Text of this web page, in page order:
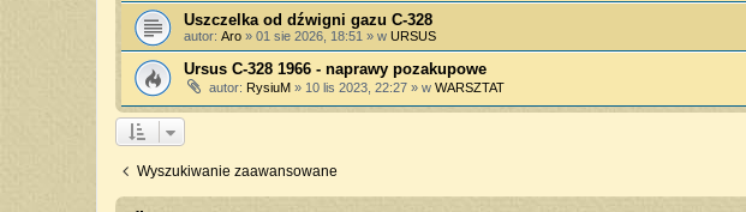
Uszczelka od dźwigni gazu C-328
autor: Aro » 01 sie 2026, 18:51 » w URSUS
Ursus C-328 1966 - naprawy pozakupowe
autor: RysiuM » 10 lis 2023, 22:27 » w WARSZTAT
Wyszukiwanie zaawansowane